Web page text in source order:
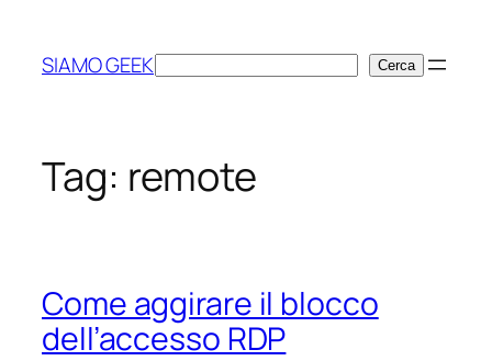
contenuto
SIAMO GEEKCerca Cerca
Tag: remote
Come aggirare il blocco
dell’accesso RDP